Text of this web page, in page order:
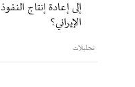
إلى إعادة إنتاج النفوذ
الإيراني؟
تحليلات